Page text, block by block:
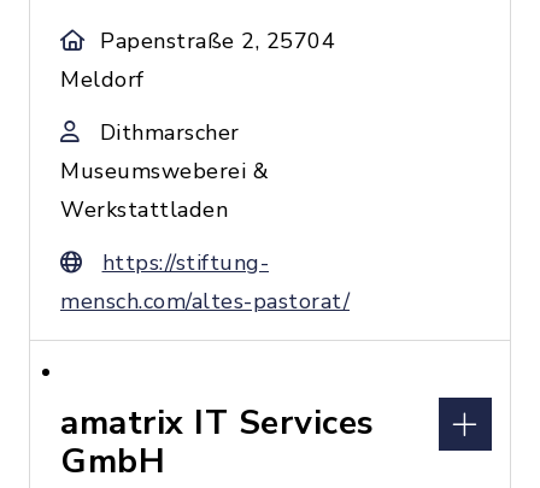
Papenstraße 2, 25704
Meldorf
Dithmarscher
Museumsweberei &
Werkstattladen
https://stiftung-
mensch.com/altes-pastorat/
amatrix IT Services
GmbH